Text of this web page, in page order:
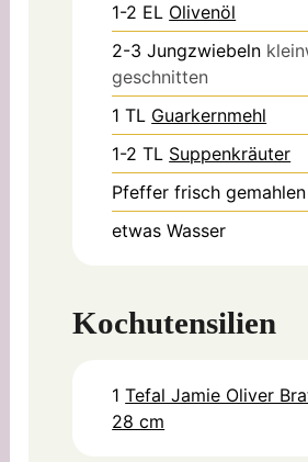
1-2 EL Olivenöl
2-3 Jungzwiebeln
geschnitten
1 TL Guarkernmehl
1-2 TL Suppenkräuter
Pfeffer frisch gemahlen
etwas Wasser
Kochutensilien
1Tefal Jamie Oliver
28 cm